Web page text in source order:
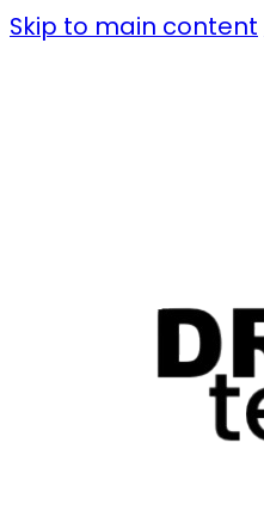
Skip to main content